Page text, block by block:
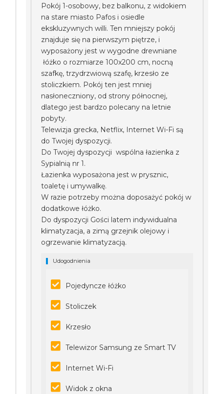
Pokój 1-osobowy, bez balkonu, z widokiem
na stare miasto Pafos i osiedle
ekskluzywnych willi. Ten mniejszy pokój
znajduje się na pierwszym piętrze, i
wyposażony jest w wygodne drewniane
łóżko o rozmiarze 100x200 cm, nocną
szafkę, trzydrzwiową szafę, krzesło ze
stoliczkiem. Pokój ten jest mniej
nasłoneczniony, od strony północnej,
dlatego jest bardzo polecany na letnie
pobyty.
Telewizja grecka, Netflix, Internet Wi-Fi są
do Twojej dyspozycji.
Do Twojej dyspozycji wspólna łazienka z
Sypialnią nr 1.
Łazienka wyposażona jest w prysznic,
toaletę i umywalkę.
W razie potrzeby można doposażyć pokój w
dodatkowe łóżko.
Do dyspozycji Gości latem indywidualna
klimatyzacja, a zimą grzejnik olejowy i
ogrzewanie klimatyzacją.
Udogodnienia
Pojedyncze łóżko
Stoliczek
Krzesło
Telewizor Samsung ze Smart TV
Internet Wi-Fi
Widok z okna